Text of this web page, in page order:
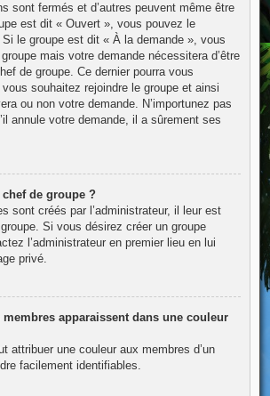
sont fermés et d’autres peuvent même être
est dit « Ouvert », vous pouvez le
le groupe est dit « À la demande », vous
mais votre demande nécessitera d’être
de groupe. Ce dernier pourra vous
souhaitez rejoindre le groupe et ainsi
ou non votre demande. N’importunez pas
annule votre demande, il a sûrement ses
de groupe ?
sont créés par l’administrateur, il leur est
Si vous désirez créer un groupe
l’administrateur en premier lieu en lui
privé.
apparaissent dans une couleur
attribuer une couleur aux membres d’un
facilement identifiables.